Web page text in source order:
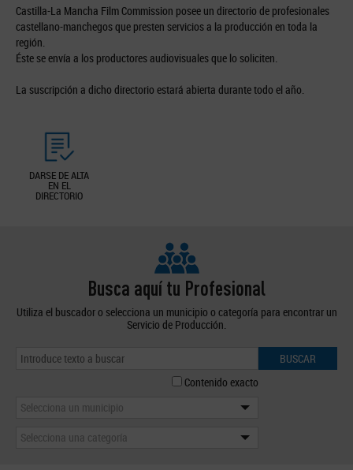
Castilla-La Mancha Film Commission posee un directorio de profesionales
castellano-manchegos que presten servicios a la producción en toda la
región.
Éste se envía a los productores audiovisuales que lo soliciten.
La suscripción a dicho directorio estará abierta durante todo el año.
DARSE DE ALTA
EN EL
DIRECTORIO
Busca aquí tu Profesional
Utiliza el buscador o selecciona un municipio o categoría para encontrar un
Servicio de Producción.
BUSCAR
Contenido exacto
Selecciona un municipio
Selecciona una categoría